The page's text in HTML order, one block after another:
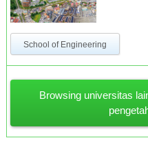
School of Engineering
Browsing universitas